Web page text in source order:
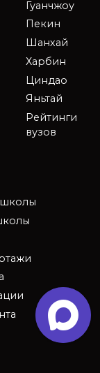
Гуанчжоу
Пекин
Шанхай
Харбин
Циндао
Яньтай
Рейтинги
вузов